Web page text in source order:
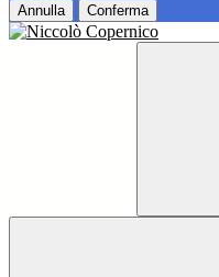
Annulla Conferma